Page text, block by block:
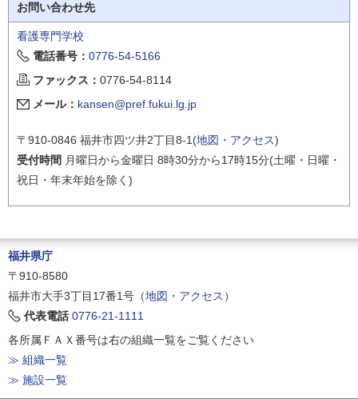
お問い合わせ先
看護専門学校
電話番号： 0776-54-5166
ファックス： 0776-54-8114
メール： kansen@pref.fukui.lg.jp
〒910-0846 福井市四ツ井2丁目8-1(地図・アクセス)
受付時間 月曜日から金曜日 8時30分から17時15分(土曜・日曜・
祝日・年末年始を除く)
福井県庁
〒910-8580
福井市大手3丁目17番1号（地図・アクセス ）
代表電話 0776-21-1111
各所属ＦＡＸ番号は右の組織一覧をご覧ください
≫ 組織一覧
≫ 施設一覧